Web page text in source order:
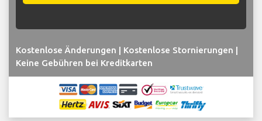
Kostenlose Änderungen | Kostenlose Stornierungen |
Keine Gebühren bei Kreditkarten